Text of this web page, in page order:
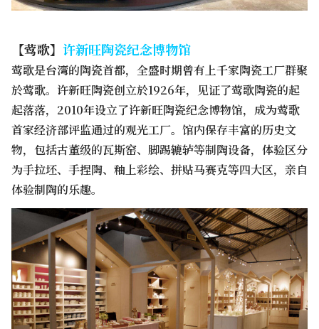
【莺歌】 许新旺陶瓷纪念博物馆
莺歌是台湾的陶瓷首都，全盛时期曾有上千家陶瓷工厂群聚
於莺歌。许新旺陶瓷创立於1926年，见证了莺歌陶瓷的起
起落落，2010年设立了许新旺陶瓷纪念博物馆，成为莺歌
首家经济部评监通过的观光工厂。馆内保存丰富的历史文
物，包括古董级的瓦斯窑、脚踢辘轳等制陶设备，体验区分
为手拉坯、手捏陶、釉上彩绘、拼贴马赛克等四大区，亲自
体验制陶的乐趣。